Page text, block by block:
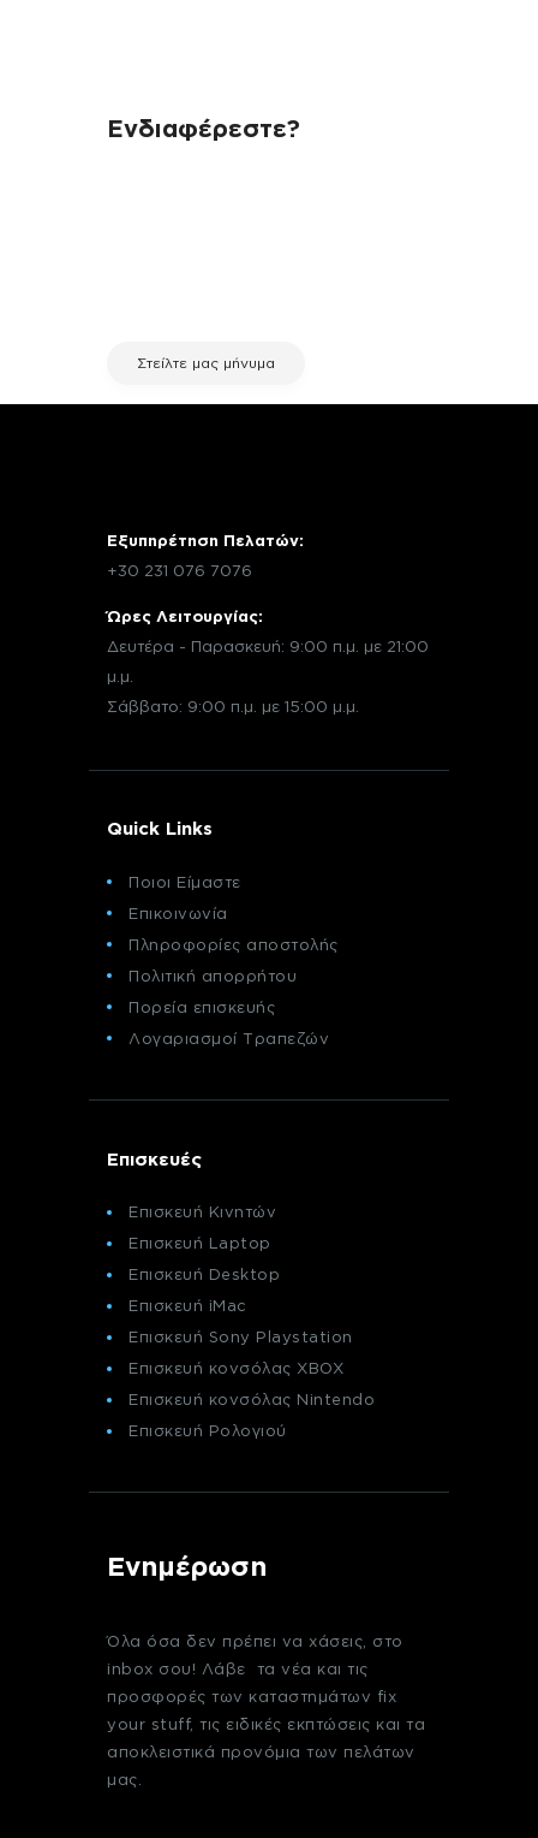
Ενδιαφέρεστε?
Στείλτε μας μήνυμα
Εξυπηρέτηση Πελατών:
+30 231 076 7076
Ώρες Λειτουργίας:
Δευτέρα - Παρασκευή: 9:00 π.μ. με 21:00
μ.μ.
Σάββατο: 9:00 π.μ. με 15:00 μ.μ.
Quick Links
Ποιοι Είμαστε
Επικοινωνία
Πληροφορίες αποστολής
Πολιτική απορρήτου
Πορεία επισκευής
Λογαριασμοί Τραπεζών
Επισκευές
Επισκευή Κινητών
Επισκευή Laptop
Επισκευή Desktop
Επισκευή iMac
Επισκευή Sony Playstation
Επισκευή κονσόλας XBOX
Επισκευή κονσόλας Nintendo
Επισκευή Ρολογιού
Ενημέρωση
Όλα όσα δεν πρέπει να χάσεις, στο
inbox σου! Λάβε τα νέα και τις
προσφορές των καταστημάτων fix
your stuff, τις ειδικές εκπτώσεις και τα
αποκλειστικά προνόμια των πελάτων
μας.